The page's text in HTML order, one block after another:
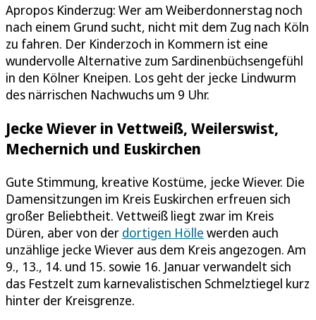
Apropos Kinderzug: Wer am Weiberdonnerstag noch
nach einem Grund sucht, nicht mit dem Zug nach Köln
zu fahren. Der Kinderzoch in Kommern ist eine
wundervolle Alternative zum Sardinenbüchsengefühl
in den Kölner Kneipen. Los geht der jecke Lindwurm
des närrischen Nachwuchs um 9 Uhr.
Jecke Wiever in Vettweiß, Weilerswist,
Mechernich und Euskirchen
Gute Stimmung, kreative Kostüme, jecke Wiever. Die
Damensitzungen im Kreis Euskirchen erfreuen sich
großer Beliebtheit. Vettweiß liegt zwar im Kreis
Düren, aber von der dortigen Hölle werden auch
unzählige jecke Wiever aus dem Kreis angezogen. Am
9., 13., 14. und 15. sowie 16. Januar verwandelt sich
das Festzelt zum karnevalistischen Schmelztiegel kurz
hinter der Kreisgrenze.